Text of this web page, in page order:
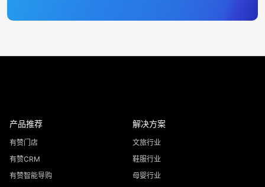
产品推荐
有赞门店
有赞CRM
有赞智能导购
解决方案
文旅行业
鞋服行业
母婴行业